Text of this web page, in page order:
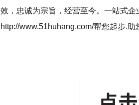
效，忠诚为宗旨，经营至今。一站式
http://www.51huhang.com/帮您起步.助